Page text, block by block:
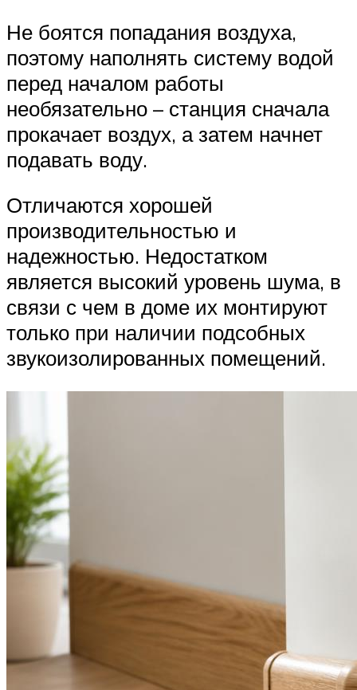
Не боятся попадания воздуха,
поэтому наполнять систему водой
перед началом работы
необязательно – станция сначала
прокачает воздух, а затем начнет
подавать воду.
Отличаются хорошей
производительностью и
надежностью. Недостатком
является высокий уровень шума, в
связи с чем в доме их монтируют
только при наличии подсобных
звукоизолированных помещений.